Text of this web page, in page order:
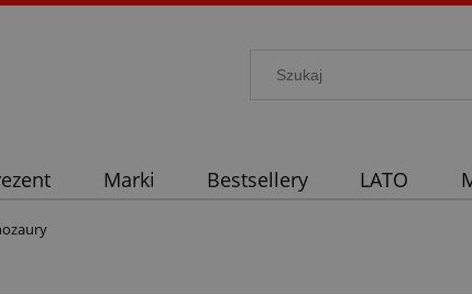
Marki Bestsellery LATO